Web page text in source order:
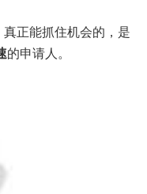
真正能抓住机会的，是
的申请人。